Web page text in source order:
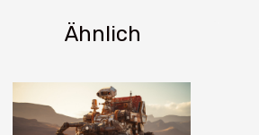
Ähnlich